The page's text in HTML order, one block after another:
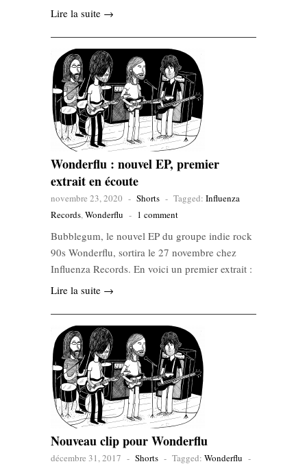
Lire la suite →
Wonderflu : nouvel EP, premier
extrait en écoute
novembre 23, 2020 - Shorts - Tagged: Influenza
Records,Wonderflu - 1 comment
Bubblegum, le nouvel EP du groupe indie rock
90s Wonderflu, sortira le 27 novembre chez
Influenza Records. En voici un premier extrait :
Lire la suite →
Nouveau clip pour Wonderflu
décembre 31, 2017 - Shorts - Tagged: Wonderflu -